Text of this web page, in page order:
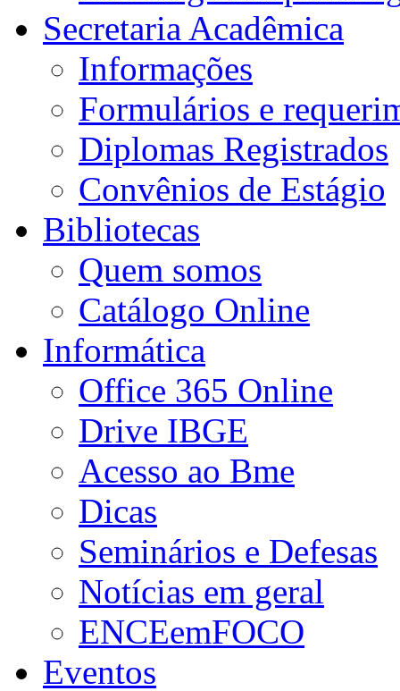
Secretaria Acadêmica
Informações
Formulários e
Diplomas Registrados
Convênios de Estágio
Bibliotecas
Quem somos
Catálogo Online
Informática
Office 365 Online
Drive IBGE
Acesso ao Bme
Dicas
Seminários e Defesas
Notícias em geral
ENCEemFOCO
Eventos